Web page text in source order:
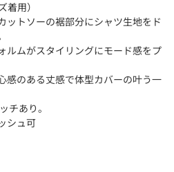
着用）
ットソーの裾部分にシャツ生地をド
ルムがスタイリングにモード感をプ
感のある丈感で体型カバーの叶う一
チあり。
シュ可